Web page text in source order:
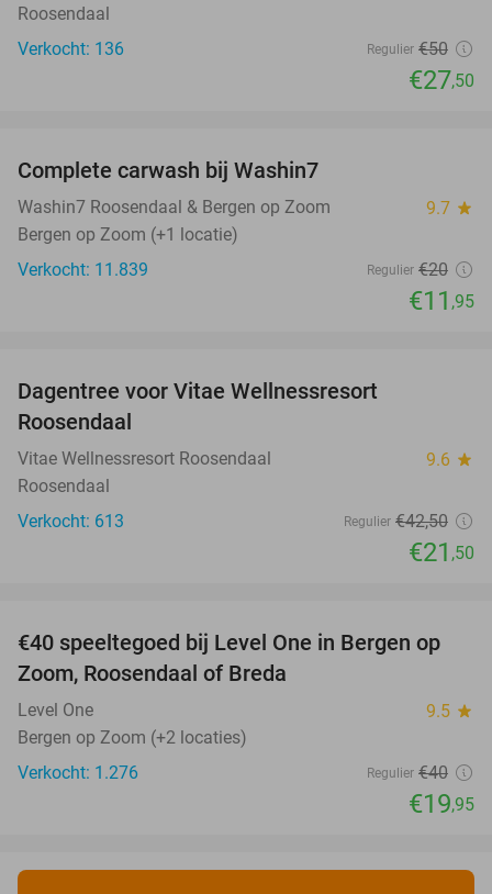
Roosendaal
Verkocht: 136
Regulier €50
€27,50
Complete carwash bij Washin7
Washin7 Roosendaal & Bergen op Zoom 9.7 star
Bergen op Zoom (+1 locatie)
Verkocht: 11.839
Regulier €20
€11 ,95
Dagentree voor Vitae Wellnessresort
Roosendaal
Vitae Wellnessresort Roosendaal 9.6 star
Roosendaal
Verkocht: 613
Regulier €42,50
€21 ,50
50%
€40 speeltegoed bij Level One in Bergen op
Zoom, Roosendaal of Breda
Level One 9.5 star
Bergen op Zoom (+2 locaties)
Verkocht: 1.276
Regulier €40
€19,95